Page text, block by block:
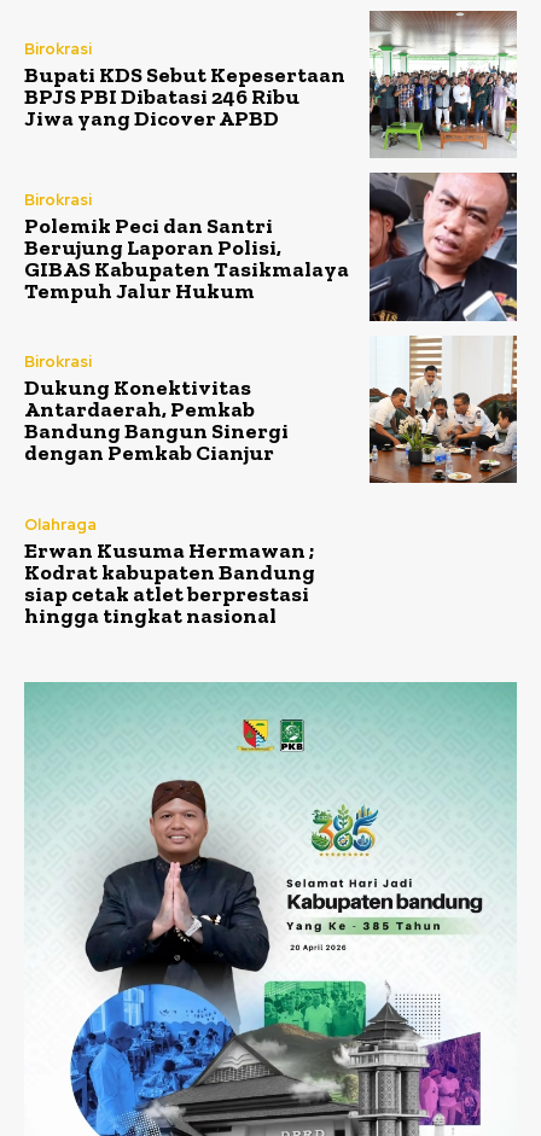
Birokrasi
Bupati KDS Sebut Kepesertaan
BPJS PBI Dibatasi 246 Ribu
Jiwa yang Dicover APBD
Birokrasi
Polemik Peci dan Santri
Berujung Laporan Polisi,
GIBAS Kabupaten Tasikmalaya
Tempuh Jalur Hukum
Birokrasi
Dukung Konektivitas
Antardaerah, Pemkab
Bandung Bangun Sinergi
dengan Pemkab Cianjur
Olahraga
Erwan Kusuma Hermawan ;
Kodrat kabupaten Bandung
siap cetak atlet berprestasi
hingga tingkat nasional